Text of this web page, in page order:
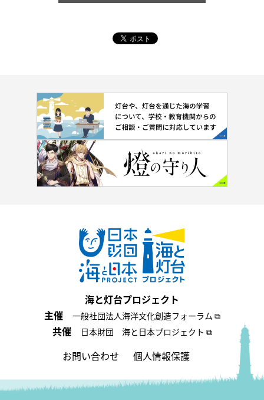
海と灯台プロジェクト
主催
一般社団法人海洋文化創造フォーラム ⧉
共催 日本財団 海と日本プロジェクト ⧉
お問い合わせ 個人情報保護